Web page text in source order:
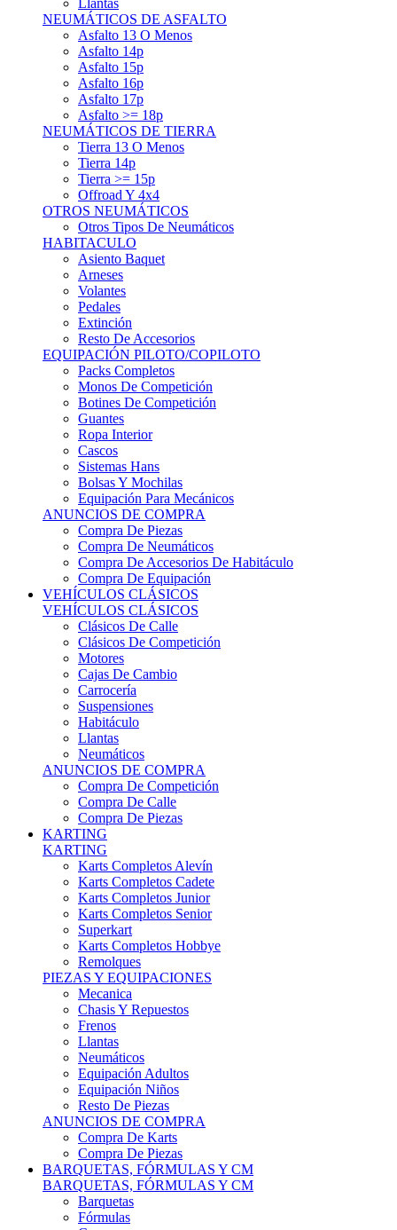
Asfalto 13 O Menos
Asfalto 14p
Asfalto 15p
Asfalto 16p
Asfalto 17p
Asfalto >= 18p
NEUMÁTICOS DE TIERRA
Tierra 13 O Menos
Tierra 14p
Tierra >= 15p
Offroad Y 4x4
OTROS NEUMÁTICOS
Otros Tipos De Neumáticos
HABITACULO
Asiento Baquet
Arneses
Volantes
Pedales
Extinción
Resto De Accesorios
EQUIPACIÓN PILOTO/COPILOTO
Packs Completos
Monos De Competición
Botines De Competición
Guantes
Ropa Interior
Cascos
Sistemas Hans
Bolsas Y Mochilas
Equipación Para Mecánicos
ANUNCIOS DE COMPRA
Compra De Piezas
Compra De Neumáticos
Compra De Accesorios De Habitáculo
Compra De Equipación
VEHÍCULOS CLÁSICOS
VEHÍCULOS CLÁSICOS
Clásicos De Calle
Clásicos De Competición
Motores
Cajas De Cambio
Carrocería
Suspensiones
Habitáculo
Llantas
Neumáticos
ANUNCIOS DE COMPRA
Compra De Competición
Compra De Calle
Compra De Piezas
KARTING
KARTING
Karts Completos Alevín
Karts Completos Cadete
Karts Completos Junior
Karts Completos Senior
Superkart
Karts Completos Hobbye
Remolques
PIEZAS Y EQUIPACIONES
Mecanica
Chasis Y Repuestos
Frenos
Llantas
Neumáticos
Equipación Adultos
Equipación Niños
Resto De Piezas
ANUNCIOS DE COMPRA
Compra De Karts
Compra De Piezas
BARQUETAS, FÓRMULAS Y CM
BARQUETAS, FÓRMULAS Y CM
Barquetas
Fórmulas
Cm
Prototipos